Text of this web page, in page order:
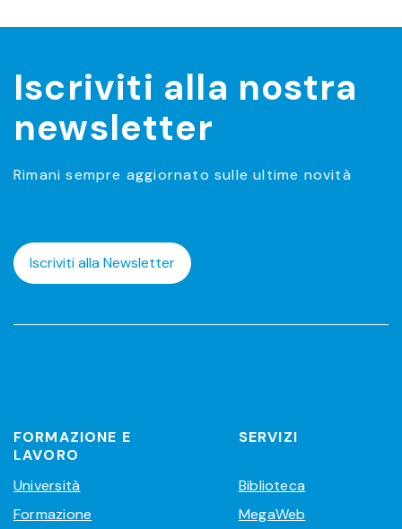
Iscriviti alla nostra
newsletter
Rimani sempre aggiornato sulle ultime novità
Iscriviti alla Newsletter
FORMAZIONE E
LAVORO
Università
Formazione
SERVIZI
Biblioteca
MegaWeb